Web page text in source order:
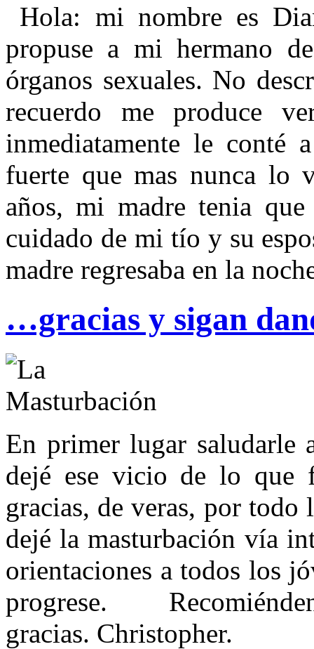
Hola: mi nombre es
propuse a mi hermano
órganos sexuales. No
recuerdo me produce
inmediatamente le
fuerte que mas nunca lo
años, mi madre tenia
cuidado de mi tío y su
madre regresaba en la
…gracias y sigan
En primer lugar saludarle
dejé ese vicio de lo que
gracias, de veras, por
dejé la masturbación vía
orientaciones a todos los
progrese.
gracias. Christopher.